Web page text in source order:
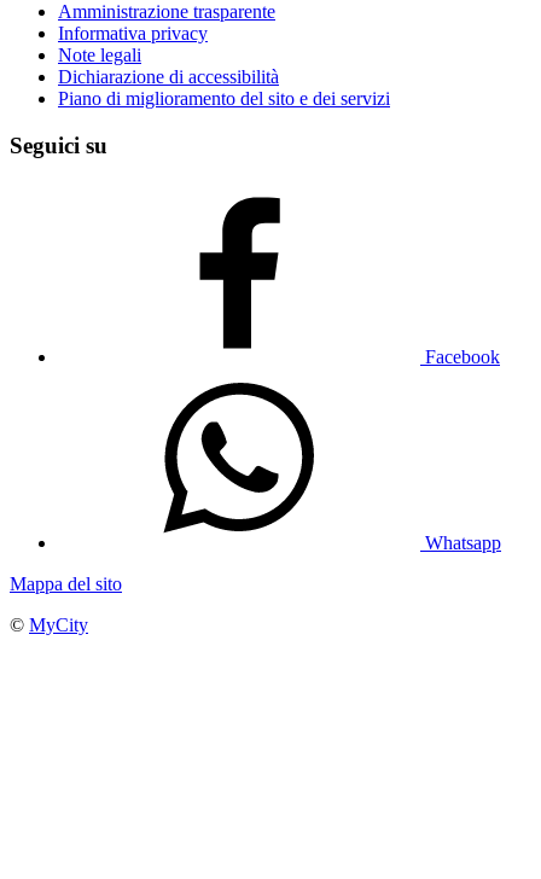
Amministrazione trasparente
Informativa privacy
Note legali
Dichiarazione di accessibilità
Piano di miglioramento del sito e dei servizi
Seguici su
Facebook
Whatsapp
Mappa del sito
© MyCity